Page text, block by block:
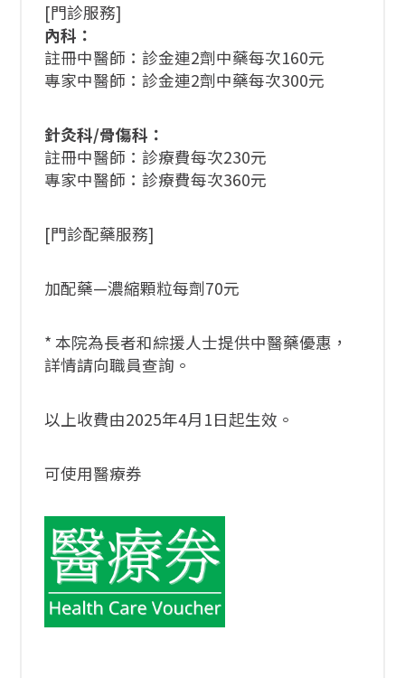
[門診服務]
內科：
註冊中醫師：診金連2劑中藥每次160元
專家中醫師：診金連2劑中藥每次300元
針灸科/骨傷科：
註冊中醫師：診療費每次230元
專家中醫師：診療費每次360元
[門診配藥服務]
加配藥—濃縮顆粒每劑70元
* 本院為長者和綜援人士提供中醫藥優惠，
詳情請向職員查詢。
以上收費由2025年4月1日起生效。
可使用醫療券